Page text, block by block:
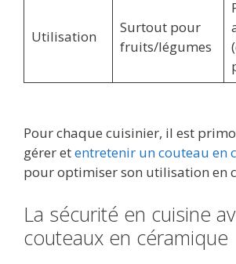
Utilisation
Surtout pour
fruits/légumes
Pour chaque cuisinier, il est
gérer etentretenir un couteau en
pour optimiser son utilisation en
La sécurité en cuisine
couteaux en céramique